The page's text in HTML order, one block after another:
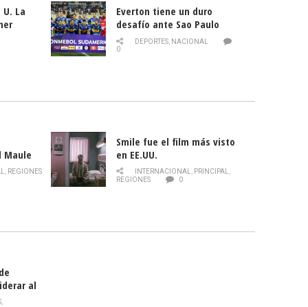
La
Everton tiene un duro
desafío ante Sao Paulo
DEPORTES, NACIONAL
0
Maule
de la
, REGIONES
Smile fue el film más visto
en EE.UU.
INTERNACIONAL, PRINCIPAL,
REGIONES
0
al
,